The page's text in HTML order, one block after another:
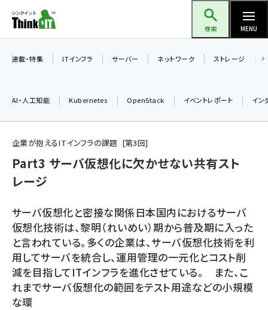
ン
ツ
検索 MENU
加藤銘のチーム貢献～仲間と築いた勝利の絆～ (2297)
iot女子会 (2248)
drupal (1929)
genai (1468)
abc123 (1341)
ai crunch (1340)
連載・特集 ITインフラ サーバー ネットワーク ストレージ
AI・人工知能 Kubernetes OpenStack イベントレポート イン
企業が抱えるITインフラの課題 第3回
Part3 サーバ仮想化に欠かせない共有スト
レージ
サーバ仮想化と密接な関係日本国内におけるサーバ
仮想化技術は、黎明（れいめい）期から普及期に入った
と言われている。多くの企業は、サーバ仮想化技術を利
用してサーバを統合し、運用管理の一元化とコスト削
減を目指してITインフラを進化させている。 また、こ
れまでサーバ仮想化の範囲をテスト用途などの小規模
な環